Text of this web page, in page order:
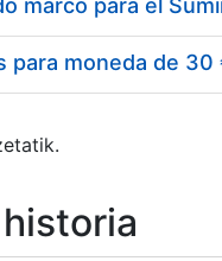
para moneda de 30